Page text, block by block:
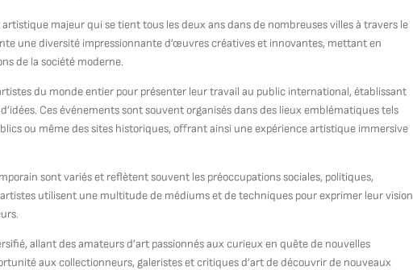
majeur qui se tient tous les deux ans dans de nombreuses villes à travers le
une diversité impressionnante d’œuvres créatives et innovantes, mettant en
de la société moderne.
du monde entier pour présenter leur travail au public international, établissant
Ces événements sont souvent organisés dans des lieux emblématiques tels
ou même des sites historiques, offrant ainsi une expérience artistique immersive
sont variés et reflètent souvent les préoccupations sociales, politiques,
utilisent une multitude de médiums et de techniques pour exprimer leur vision
allant des amateurs d’art passionnés aux curieux en quête de nouvelles
aux collectionneurs, galeristes et critiques d’art de découvrir de nouveaux